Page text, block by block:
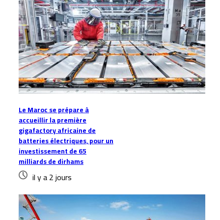
Le Maroc se prépare à
accueillir la première
gigafactory africaine de
batteries électriques, pour un
investissement de 65
milliards de dirhams
il y a 2 jours